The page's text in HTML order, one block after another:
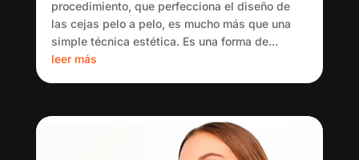
procedimiento, que perfecciona el diseño de
las cejas pelo a pelo, es mucho más que una
simple técnica estética. Es una forma de...
leer más